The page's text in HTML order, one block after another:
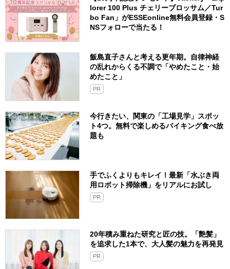
lorer 100 Plus チェリーブロッサム／Tur
bo Fan」がESSEonline無料会員登録・S
NSフォローで当たる！
飯島直子さんと考える更年期。自律神経
の乱れからくる不調で「やめたこと・始
めたこと」
PR
今行きたい、関東の「工場見学」スポッ
ト4つ。無料で楽しめるバイキング食べ放
題も
手でふくよりもキレイ！最新「水ぶき両
用ロボット掃除機」をリアルにお試し
PR
20年積み重ねた研究と匠の技。「艶髪」
を追求した1本で、大人髪の魅力を再発見
PR